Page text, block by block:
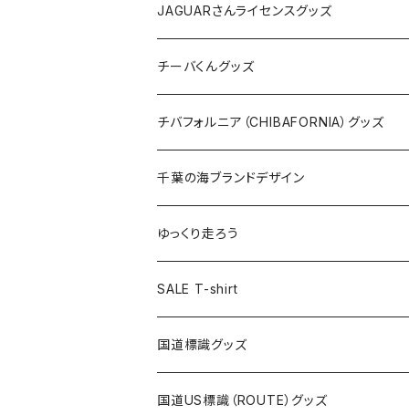
ホテルキーホルダー
ホテルキーホルダー
クリアファイル
Tシャツ
キャップ
トートバッグ
ランチバッグ
エコバッグ
バッグ
ステッカー
缶バッジ
キーホルダー
クリアファイル
キャップ
バッグ
ステッカー
缶バッジ
キーホルダー
クリアファイル
ステッカー
ステッカー
ステッカー大
缶バッジ
缶バッジ32mm
缶バッジ54mm
エコバッグ
JAGUARさんコラボグッズ
Tシャツ
ステッカー
サコッシュ
ホテルキーホルダー
モーテルキーホルダー
トートバッグ
JAGUARさんライセンスグッズ
Tシャツ
ステッカー
缶バッジ
クリアファイル
マスク
エコバッグ
千葉ロッテマリーンズコラボ
チーバくんグッズ
Tシャツ
キャップ
エコバッグ
ステッカー
モーテルキーホルダー
ホテルキーホルダー
チバフォルニア（CHIBAFORNIA）グッズ
Tシャツ
キャップ
ステッカー
ホテルキーホルダー
千葉の海ブランドデザイン
Tシャツ
キャップ
ステッカー
ゆっくり走ろう
Tシャツ
ステッカー
ホテルキーホルダー
SALE T-shirt
国道標識グッズ
ステッカー
国道US標識（ROUTE）グッズ